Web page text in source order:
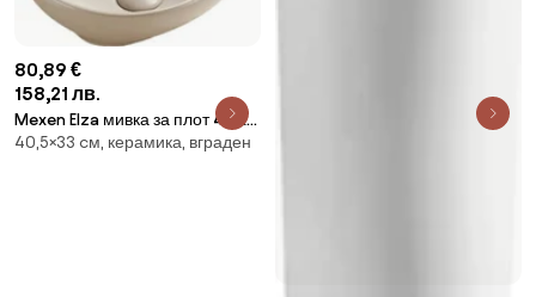
80,89 €
158,21 лв.
Mexen Elza мивка за плот 40 х
33 см, матово капучино -
40,5×33 cм, керамика, вграден